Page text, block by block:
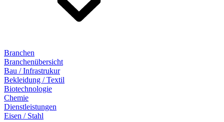
Branchen
Branchenübersicht
Bau / Infrastrukur
Bekleidung / Textil
Biotechnologie
Chemie
Dienstleistungen
Eisen / Stahl